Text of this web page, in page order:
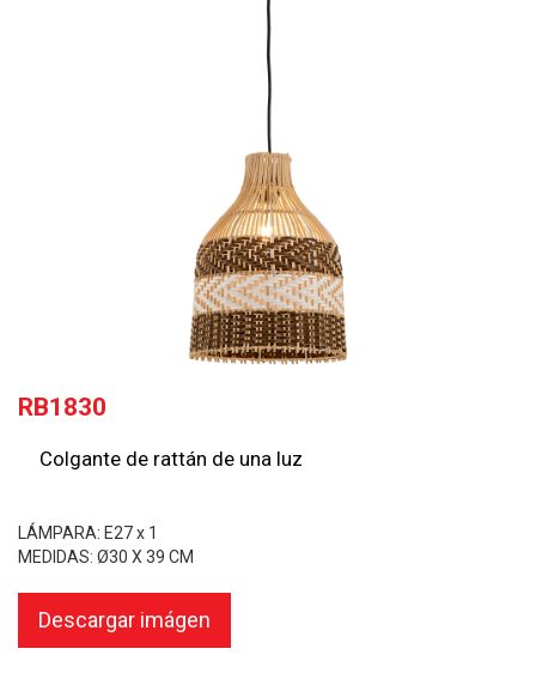
RB1830
Colgante de rattán de una luz
LÁMPARA: E27 x 1
MEDIDAS: Ø30 X 39 CM
Descargar imágen